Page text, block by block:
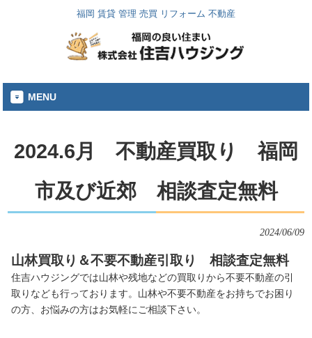
福岡 賃貸 管理 売買 リフォーム 不動産
MENU
2024.6月 不動産買取り 福岡
市及び近郊 相談査定無料
2024/06/09
山林買取り＆不要不動産引取り 相談査定無料
住吉ハウジングでは山林や残地などの買取りから不要不動産の引
取りなども行っております。山林や不要不動産をお持ちでお困り
の方、お悩みの方はお気軽にご相談下さい。